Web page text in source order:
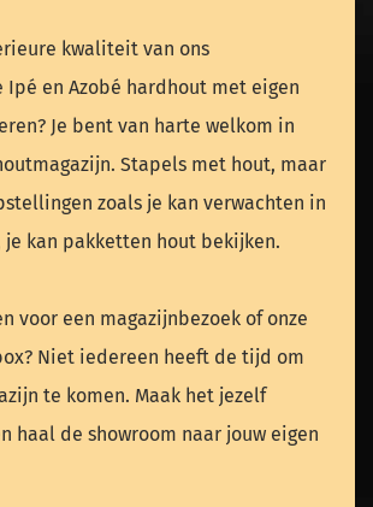
kwaliteit van ons
Ipé en Azobé hardhout met eigen
Je bent van harte welkom in
Stapels met hout, maar
zoals je kan verwachten in
je kan pakketten hout bekijken.
voor een magazijnbezoek of onze
Niet iedereen heeft de tijd om
te komen. Maak het jezelf
haal de showroom naar jouw eigen